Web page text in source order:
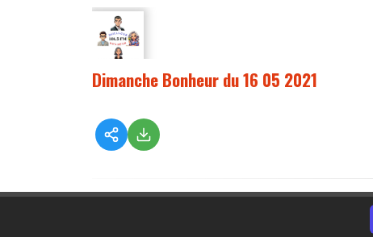
Dimanche Bonheur du 16 05 2021